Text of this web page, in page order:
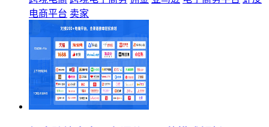
电商平台 卖家